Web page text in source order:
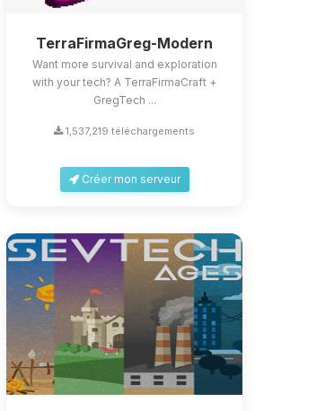
TerraFirmaGreg-Modern
Want more survival and exploration
with your tech? A TerraFirmaCraft +
GregTech ...
1,537,219 téléchargements
Créer mon serveur